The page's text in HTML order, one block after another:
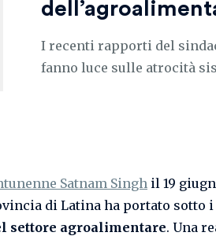
I recenti rapporti del
fanno luce sulle atrocità
Satnam Singh il 19
di Latina ha portato sotto i
settore agroalimentare. Una